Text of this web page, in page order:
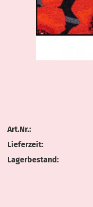
Art.Nr.:
Lieferzeit:
Lagerbestand: